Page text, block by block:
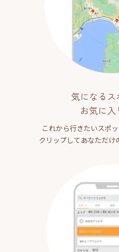
気になるス
お気に
これから行きたいスポ
クリップしてあなただけ